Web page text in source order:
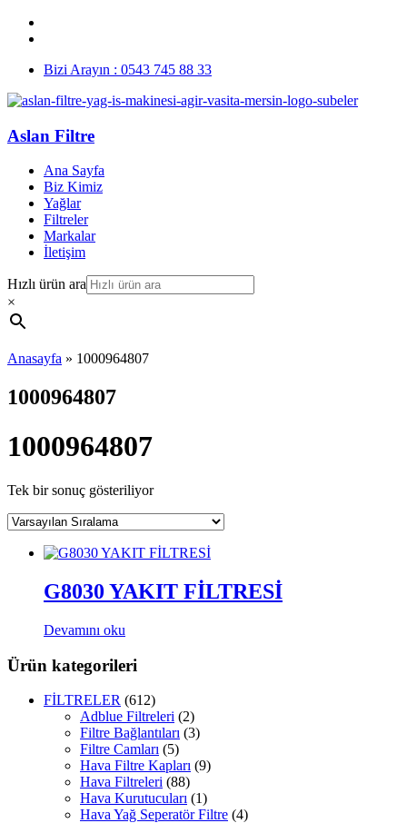
Bizi Arayın : 0543 745 88 33
Aslan Filtre
Ana Sayfa
Biz Kimiz
Yağlar
Filtreler
Markalar
İletişim
Hızlı ürün ara
×
Anasayfa » 1000964807
1000964807
1000964807
Tek bir sonuç gösteriliyor
G8030 YAKIT FİLTRESİ
Devamını oku
Ürün kategorileri
FİLTRELER (612)
Adblue Filtreleri (2)
Filtre Bağlantıları (3)
Filtre Camları (5)
Hava Filtre Kapları (9)
Hava Filtreleri (88)
Hava Kurutucuları (1)
Hava Yağ Seperatör Filtre (4)